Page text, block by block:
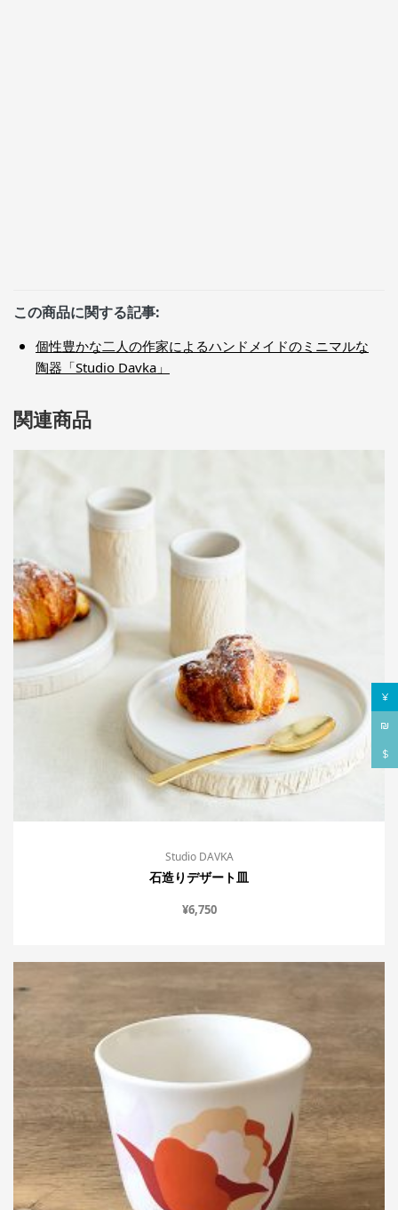
¥
₪
$
この商品に関する記事:
個性豊かな二人の作家によるハンドメイドのミニマルな
陶器「Studio Davka」
関連商品
Studio DAVKA
石造りデザート皿
¥6,750